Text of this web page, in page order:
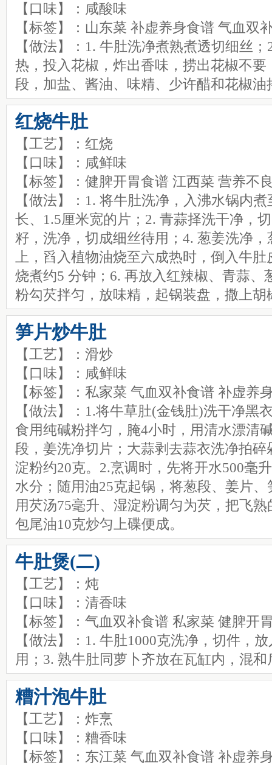
【口味】：咸酸味
【标签】：山东菜 补虚养身食谱 气血双
【做法】：1. 牛肚洗净煮熟煮透切细丝
热，投入花椒，炸出香味，捞出花椒不
段，加盐、酱油、味精、少许醋和花椒油
红烧牛肚
【工艺】：红烧
【口味】：咸鲜味
【标签】：健脾开胃食谱 江西菜 营养不
【做法】：1. 将牛肚洗净，入沸水锅内
长、1.5厘米宽的片；2. 青蒜择洗干净，
籽，洗净，切成细丝待用；4. 葱姜洗净
上，舀入植物油烧至六成热时，倒入牛
烧煮约5 分钟；6. 再放入红辣椒、青蒜
粉勾芡拌匀，放味精，起锅装盘，撒上胡
笋片炒牛肚
【工艺】：滑炒
【口味】：咸鲜味
【标签】：私家菜 气血双补食谱 补虚养
【做法】：1.将牛草肚(金钱肚)洗干净黑
食用纯碱粉拌匀，腌4小时，用清水漂清
段，姜洗净切片；大蒜剥去蒜衣洗净拍
淀粉约20克。2.烹调时，先将开水500毫
水分；随用油25克起锅，将葱段、姜片
用芡汤75毫升、湿淀粉调匀为芡，把飞
包尾油10克炒匀上碟便成。
牛肚煲(二)
【工艺】：炖
【口味】：清香味
【标签】：气血双补食谱 私家菜 健脾开
【做法】：1. 牛肚1000克洗净，切件，
用；3. 熟牛肚同萝卜齐放在瓦缸内，混
糟汁泡牛肚
【工艺】：炸烹
【口味】：糟香味
【标签】：东江菜 气血双补食谱 补虚养